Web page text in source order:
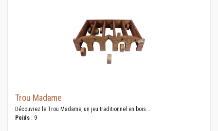
Trou Madame
Découvrez le Trou Madame, un jeu traditionnel en bois...
Poids : 9